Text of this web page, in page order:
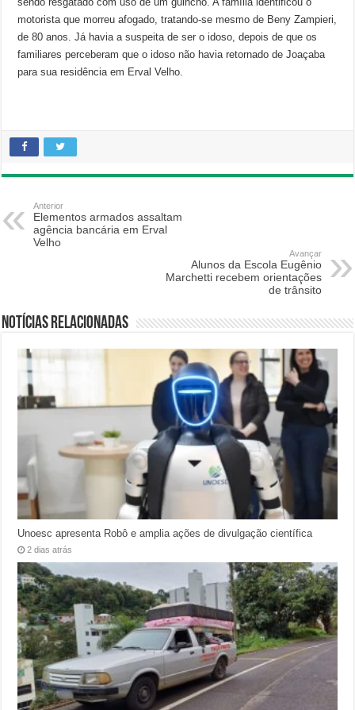
motorista que morreu afogado, tratando-se mesmo de Beny Zampieri,
de 80 anos. Já havia a suspeita de ser o idoso, depois de que os
familiares perceberam que o idoso não havia retornado de Joaçaba
para sua residência em Erval Velho.
Anterior
Elementos armados assaltam
agência bancária em Erval
Velho
Avançar
Alunos da Escola Eugênio
Marchetti recebem orientações
de trânsito
Notícias relacionadas
Unoesc apresenta Robô e amplia ações de divulgação científica
2 dias atrás